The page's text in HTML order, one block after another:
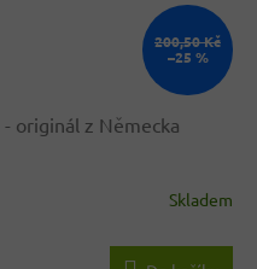
200,50 Kč
–25 %
- originál z Německa
Skladem